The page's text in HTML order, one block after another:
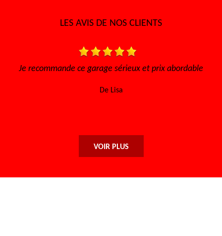
LES AVIS DE NOS CLIENTS
Très bon accueil, le travail honnête, sérieux et
VOIR PLUS